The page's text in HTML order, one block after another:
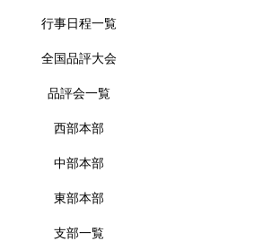
行事日程一覧
全国品評大会
品評会一覧
西部本部
中部本部
東部本部
支部一覧